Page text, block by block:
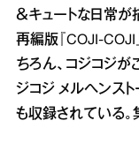
＆キュートな日常が
再編版『COJI‐COJI
ちろん、コジコジが
ジコジ メルヘンス
も収録されている